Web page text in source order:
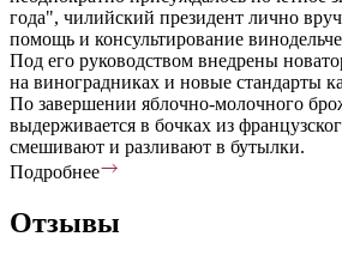
года", чилийский президент лично
помощь и консультирование
Под его руководством внедрены
на виноградниках и новые стандарты
По завершении яблочно-молочного
выдерживается в бочках из
смешивают и разливают в бутылки.
Подробнее
Отзывы